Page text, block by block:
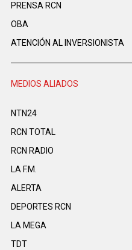
PRENSA RCN
OBA
ATENCIÓN AL INVERSIONISTA
MEDIOS ALIADOS
NTN24
RCN TOTAL
RCN RADIO
LA F.M.
ALERTA
DEPORTES RCN
LA MEGA
TDT